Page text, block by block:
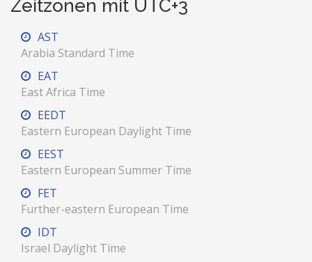
Zeitzonen mit UTC+3
AST
Arabia Standard Time
EAT
East Africa Time
EEDT
Eastern European Daylight Time
EEST
Eastern European Summer Time
FET
Further-eastern European Time
IDT
Israel Daylight Time